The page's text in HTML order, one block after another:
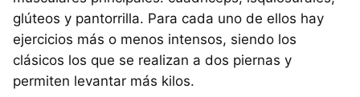
glúteos y pantorrilla. Para cada uno de ellos hay
ejercicios más o menos intensos, siendo los
clásicos los que se realizan a dos piernas y
permiten levantar más kilos.